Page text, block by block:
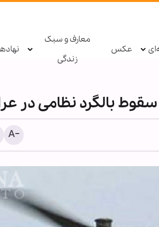
عکس
معارف و سبک
زندگی
بالگرد نظامی در
پادکست ابنا -
شکسته